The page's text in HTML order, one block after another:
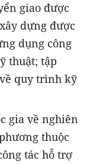
giao được
dựng được
dụng công
thuật; tập
quy trình kỹ
gia về nghiên
thuộc
tác hỗ trợ